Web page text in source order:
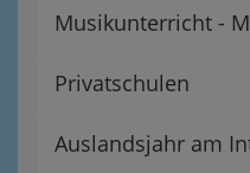
Musikunterricht -
Privatschulen
Auslandsjahr am